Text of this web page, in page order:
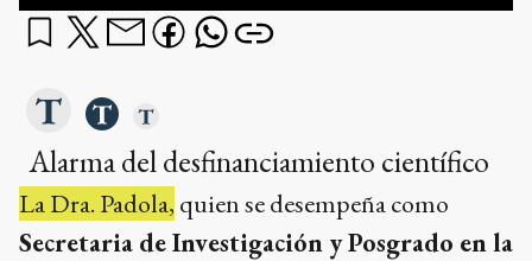
Alarma del desfinanciamiento científico
La Dra. Padola, quien se desempeña como
Secretaria de Investigación y Posgrado en la